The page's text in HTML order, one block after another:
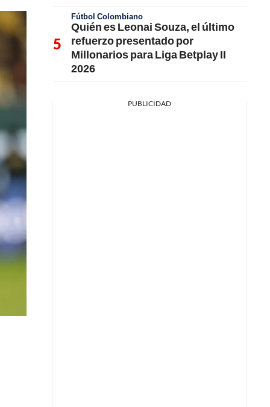
Fútbol Colombiano
Quién es Leonai Souza, el último
refuerzo presentado por
Millonarios para Liga Betplay II
2026
PUBLICIDAD